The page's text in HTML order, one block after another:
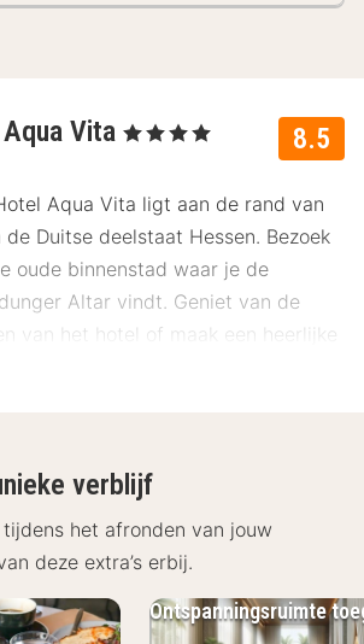
8.5
Vita , 4 Sterren
Aqua Vita ligt aan de rand van
Duitse deelstaat Hessen. Bezoek
oude binnenstad waar je de
Altar vindt. Geniet van de
van het hotel of maak een heerlijke
prachtige omgeving.
zijn voorzien van een
en telefoon. Daarnaast vind je
douche en/of bad, toilet, föhn en
verblijf
tijdens het afronden van jouw
deze extra’s erbij.
Ontspanningsruimte